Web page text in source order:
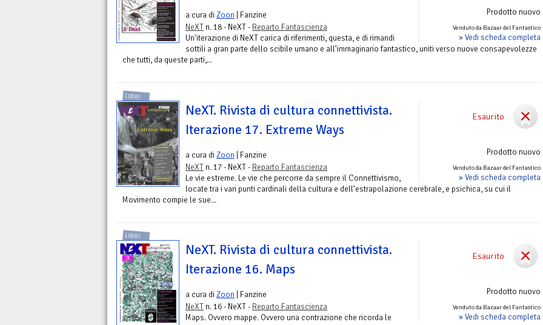
Prodotto nuovo
Venduto da Bazaar del Fantastico
» Vedi scheda completa
a cura diZoon | Fanzine
NeXT n. 18 - NeXT - Reparto Fantascienza
Un'iterazione di NeXT carica di riferimenti, questa, e di rimandi
sottili a gran parte dello scibile umano e all’immaginario fantastico, uniti verso nuove consapevolezze
che tutti, da queste parti,...
Esaurito
Prodotto nuovo
Venduto da Bazaar del Fantastico
» Vedi scheda completa
LIBRI
NeXT. Rivista di cultura connettivista.
Iterazione 17. Extreme Ways
a cura diZoon | Fanzine
NeXT n. 17 - NeXT - Reparto Fantascienza
Le vie estreme. Le vie che percorre da sempre il Connettivismo,
locate tra i vari punti cardinali della cultura e dell’estrapolazione cerebrale, e psichica, su cui il
Movimento compie le sue...
Esaurito
Prodotto nuovo
Venduto da Bazaar del Fantastico
» Vedi scheda completa
LIBRI
NeXT. Rivista di cultura connettivista.
Iterazione 16. Maps
a cura diZoon | Fanzine
NeXT n. 16 - NeXT - Reparto Fantascienza
Maps. Ovvero mappe. Ovvero una contrazione che ricorda le